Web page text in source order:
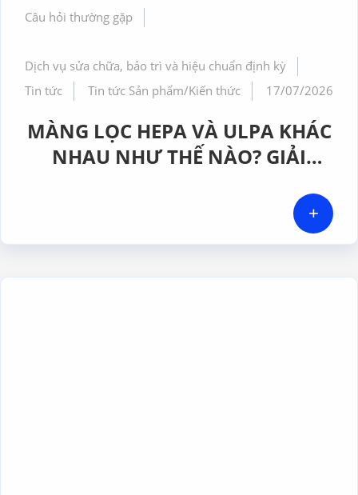
Câu hỏi thường gặp
Dịch vụ sửa chữa, bảo trì và hiệu chuẩn định kỳ
Tin tức
Tin tức Sản phẩm/Kiến thức 17/07/2026
MÀNG LỌC HEPA VÀ ULPA KHÁC
NHAU NHƯ THẾ NÀO? GIẢI
PHÒNG SẠCH DƯỢC PHẨM +